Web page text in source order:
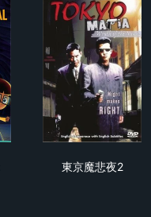
東京魔悲夜2